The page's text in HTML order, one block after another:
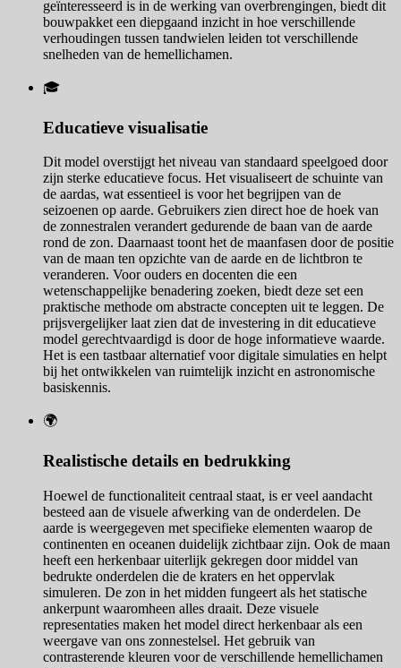
geïnteresseerd is in de werking van overbrengingen, biedt dit
bouwpakket een diepgaand inzicht in hoe verschillende
verhoudingen tussen tandwielen leiden tot verschillende
snelheden van de hemellichamen.
🎓
Educatieve visualisatie
Dit model overstijgt het niveau van standaard speelgoed door
zijn sterke educatieve focus. Het visualiseert de schuinte van
de aardas, wat essentieel is voor het begrijpen van de
seizoenen op aarde. Gebruikers zien direct hoe de hoek van
de zonnestralen verandert gedurende de baan van de aarde
rond de zon. Daarnaast toont het de maanfasen door de positie
van de maan ten opzichte van de aarde en de lichtbron te
veranderen. Voor ouders en docenten die een
wetenschappelijke benadering zoeken, biedt deze set een
praktische methode om abstracte concepten uit te leggen. De
prijsvergelijker laat zien dat de investering in dit educatieve
model gerechtvaardigd is door de hoge informatieve waarde.
Het is een tastbaar alternatief voor digitale simulaties en helpt
bij het ontwikkelen van ruimtelijk inzicht en astronomische
basiskennis.
🌍
Realistische details en bedrukking
Hoewel de functionaliteit centraal staat, is er veel aandacht
besteed aan de visuele afwerking van de onderdelen. De
aarde is weergegeven met specifieke elementen waarop de
continenten en oceanen duidelijk zichtbaar zijn. Ook de maan
heeft een herkenbaar uiterlijk gekregen door middel van
bedrukte onderdelen die de kraters en het oppervlak
simuleren. De zon in het midden fungeert als het statische
ankerpunt waaromheen alles draait. Deze visuele
representaties maken het model direct herkenbaar als een
weergave van ons zonnestelsel. Het gebruik van
contrasterende kleuren voor de verschillende hemellichamen